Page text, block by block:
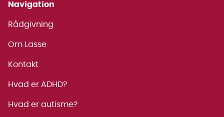
Navigation
Rådgivning
Om Lasse
Kontakt
Hvad er ADHD?
Hvad er autisme?